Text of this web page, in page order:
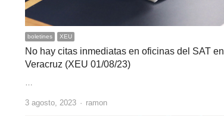
boletines XEU
No hay citas inmediatas en oficinas del SAT en
Veracruz (XEU 01/08/23)
…
3 agosto, 2023 Author
ramon